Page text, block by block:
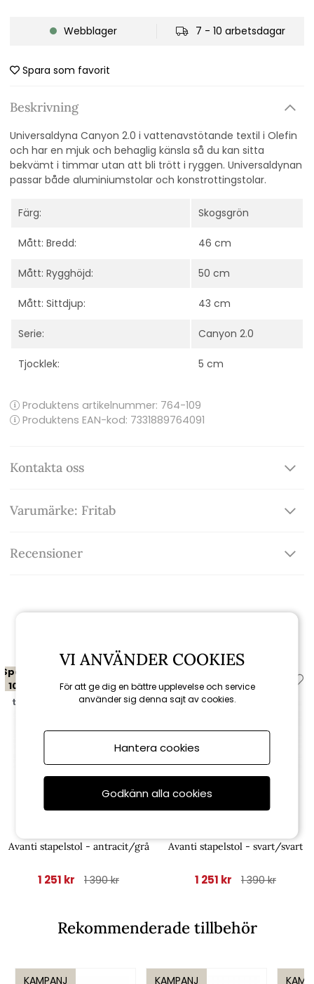
Webblager 7 - 10 arbetsdagar
Spara som favorit
Beskrivning
Universaldyna Canyon 2.0 i vattenavstötande textil i Olefin
och har en mjuk och behaglig känsla så du kan sitta
bekvämt i timmar utan att bli trött i ryggen. Universaldynan
passar både aluminiumstolar och konstrottingstolar.
Färg: Skogsgrön
Mått: Bredd: 46 cm
Mått: Rygghöjd: 50 cm
Mått: Sittdjup: 43 cm
Serie: Canyon 2.0
Tjocklek: 5 cm
Produktens artikelnummer: 764-109
Produktens EAN-kod: 7331889764091
Kontakta oss
Varumärke: Fritab
Recensioner
Spara
10%
till 16/8
Avanti stapelstol - antracit/grå
1 251 kr 1 390 kr
10%
till 16/8
Avanti stapelstol - svart/svart
1 251 kr 1 390 kr
Rekommenderade tillbehör
KAMPANJ KAMPANJ
VI ANVÄNDER COOKIES
För att ge dig en bättre upplevelse och service
använder sig denna sajt av cookies.
Hantera cookies
Godkänn alla cookies